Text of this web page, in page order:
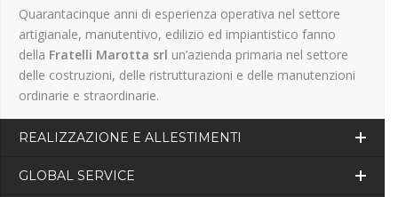
Quarantacinque anni di esperienza operativa nel settore
artigianale, manutentivo, edilizio ed impiantistico fanno
della Fratelli Marotta srl un’azienda primaria nel settore
delle costruzioni, delle ristrutturazioni e delle manutenzioni
ordinarie e straordinarie.
REALIZZAZIONE E ALLESTIMENTI
GLOBAL SERVICE